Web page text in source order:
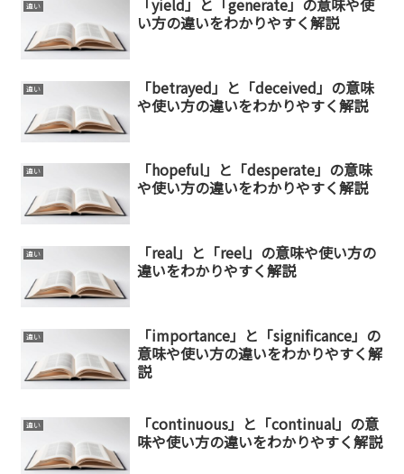
違い
「yield」と「generate」の意味や使
い方の違いをわかりやすく解説
違い
「betrayed」と「deceived」の意味
や使い方の違いをわかりやすく解説
違い
「hopeful」と「desperate」の意味
や使い方の違いをわかりやすく解説
違い
「real」と「reel」の意味や使い方の
違いをわかりやすく解説
違い
「importance」と「significance」の
意味や使い方の違いをわかりやすく解
説
違い
「continuous」と「continual」の意
味や使い方の違いをわかりやすく解説